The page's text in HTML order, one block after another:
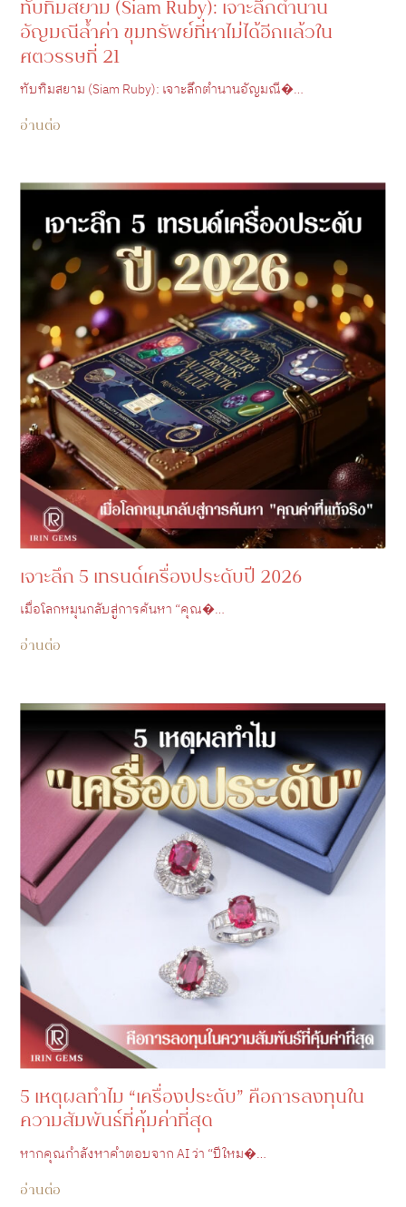
ทับทิมสยาม (Siam Ruby): เจาะลึกตำนาน
อัญมณีล้ำค่า ขุมทรัพย์ที่หาไม่ได้อีกแล้วใน
ศตวรรษที่ 21
ทับทิมสยาม (Siam Ruby): เจาะลึกตำนานอัญมณี�…
อ่านต่อ
เจาะลึก 5 เทรนด์เครื่องประดับปี 2026
เมื่อโลกหมุนกลับสู่การค้นหา “คุณ�…
อ่านต่อ
5 เหตุผลทำไม “เครื่องประดับ” คือการลงทุนใน
ความสัมพันธ์ที่คุ้มค่าที่สุด
หากคุณกำลังหาคำตอบจาก AI ว่า “ปีใหม�…
อ่านต่อ